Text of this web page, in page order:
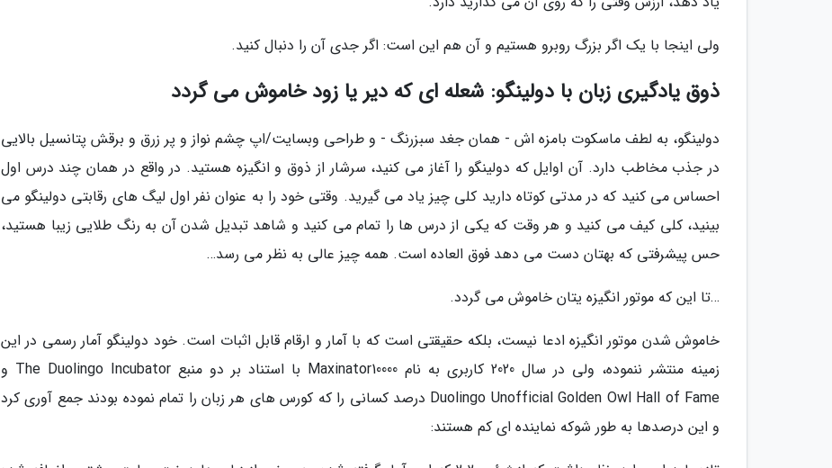
ولی اینجا با یک اگر بزرگ روبرو هستیم و آن هم این است: اگر جدی آن را دنبال کنید.
ذوق یادگیری زبان با دولینگو: شعله ای که دیر یا زود خاموش می گردد
دولینگو، به لطف ماسکوت بامزه اش - همان جغد سبزرنگ - و طراحی وبسایت/اپ چشم نواز و پر زرق و برقش پتانسیل بالایی
در جذب مخاطب دارد. آن اوایل که دولینگو را آغاز می کنید، سرشار از ذوق و انگیزه هستید. در واقع در همان چند درس اول
احساس می کنید که در مدتی کوتاه دارید کلی چیز یاد می گیرید. وقتی خود را به عنوان نفر اول لیگ های رقابتی دولینگو می
بینید، کلی کیف می کنید و هر وقت که یکی از درس ها را تمام می کنید و شاهد تبدیل شدن آن به رنگ طلایی زیبا هستید،
حس پیشرفتی که بهتان دست می دهد فوق العاده است. همه چیز عالی به نظر می رسد…
…تا این که موتور انگیزه یتان خاموش می گردد.
خاموش شدن موتور انگیزه ادعا نیست، بلکه حقیقتی است که با آمار و ارقام قابل اثبات است. خود دولینگو آمار رسمی در این
زمینه منتشر ننموده، ولی در سال 2020 کاربری به نام Maxinator10000 با استناد بر دو منبع The Duolingo Incubator و
Duolingo Unofficial Golden Owl Hall of Fame درصد کسانی را که کورس های هر زبان را تمام نموده بودند جمع آوری کرد
و این درصدها به طور شوکه نماینده ای کم هستند: